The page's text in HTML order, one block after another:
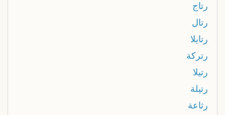
رتاج
رتال
رتايلا
رتركة
رتيلا
رتيلة
رثاعة